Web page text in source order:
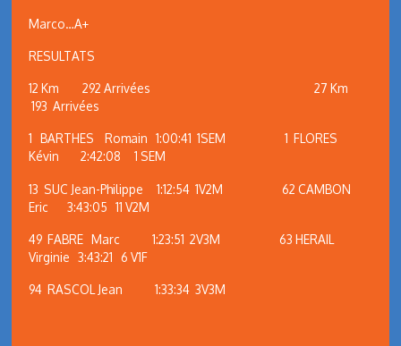
Marco…A+
RESULTATS
12 Km 292 Arrivées 27 Km
193 Arrivées
1 BARTHES Romain 1:00:41 1SEM 1 FLORES
Kévin 2:42:08 1 SEM
13 SUC Jean-Philippe 1:12:54 1V2M 62 CAMBON
Eric 3:43:05 11 V2M
49 FABRE Marc 1:23:51 2V3M 63 HERAIL
Virginie 3:43:21 6 V1F
94 RASCOL Jean 1:33:34 3V3M